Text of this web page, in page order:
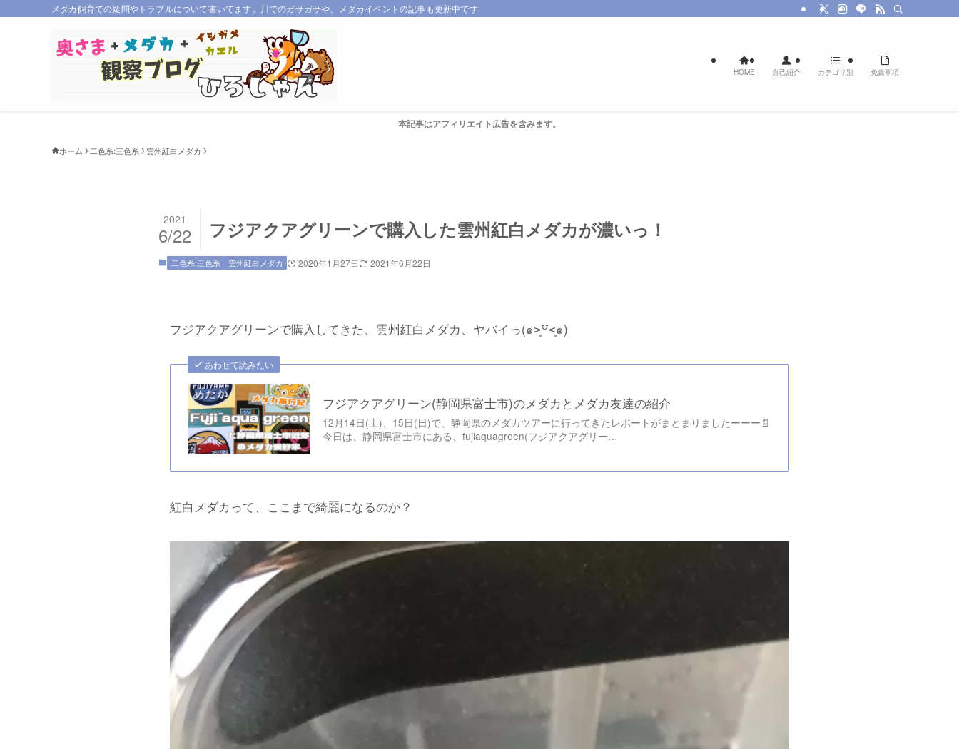
メダカ飼育での疑問やトラブルについて書いてます。川でのガサガサや、メダカイベントの記事も更新中です。
HOME 自己紹介 カテゴリ別 免責事項
本記事はアフィリエイト広告を含みます。
ホーム 二色系:三色系 雲州紅白メダカ
フジアクアグリーンで購入した雲州紅白メダカが濃いっ！
2021
6/22
二色系:三色系 雲州紅白メダカ 2020年1月27日 2021年6月22日
フジアクアグリーンで購入してきた、雲州紅白メダカ、ヤバイっ(๑˃͈꒵˂͈๑)
あわせて読みたい
フジアクアグリーン(静岡県富士市)のメダカとメダカ友達の紹介
12月14日(土)、15日(日)で、静岡県のメダカツアーに行ってきたレポートがまとまりましたーーー📄
今日は、静岡県富士市にある、fujiaquagreen(フジアクアグリー…
紅白メダカって、ここまで綺麗になるのか？